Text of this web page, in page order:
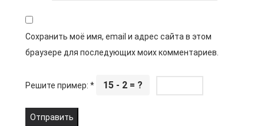
Сохранить моё имя, email и адрес сайта в этом
браузере для последующих моих комментариев.
Решите пример: * 15 - 2 = ?